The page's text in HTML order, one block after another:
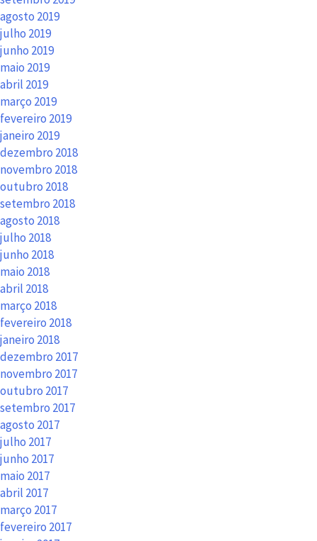
agosto 2019
julho 2019
junho 2019
maio 2019
abril 2019
março 2019
fevereiro 2019
janeiro 2019
dezembro 2018
novembro 2018
outubro 2018
setembro 2018
agosto 2018
julho 2018
junho 2018
maio 2018
abril 2018
março 2018
fevereiro 2018
janeiro 2018
dezembro 2017
novembro 2017
outubro 2017
setembro 2017
agosto 2017
julho 2017
junho 2017
maio 2017
abril 2017
março 2017
fevereiro 2017